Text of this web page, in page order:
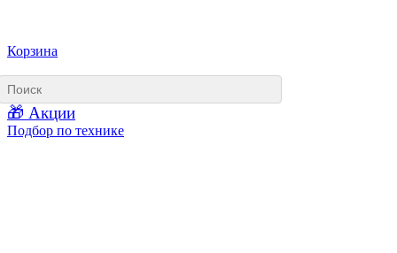
Корзина
🎁 Акции
Подбор по технике